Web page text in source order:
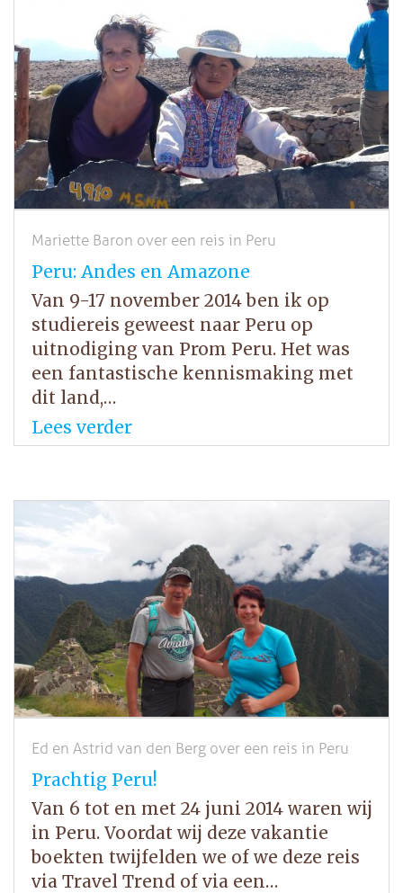
Mariette Baron over een reis in Peru
Peru: Andes en Amazone
Van 9-17 november 2014 ben ik op
studiereis geweest naar Peru op
uitnodiging van Prom Peru. Het was
een fantastische kennismaking met
dit land,…
Lees verder
Ed en Astrid van den Berg over een reis in Peru
Prachtig Peru!
Van 6 tot en met 24 juni 2014 waren wij
in Peru. Voordat wij deze vakantie
boekten twijfelden we of we deze reis
via Travel Trend of via een…